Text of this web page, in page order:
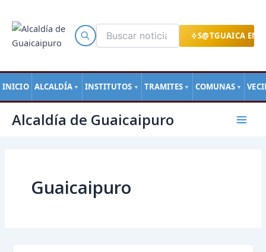
S@TGUAICA EN
INICIO ALCALDÍA ▼ INSTITUTOS ▼ TRAMITES ▼ COMUNAS ▼
contenido
Alcaldía de Guaicaipuro
Main
Guaicaipuro
de